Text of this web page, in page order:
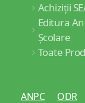
Achiziții
Editura
Școlare
Toate
ANPC ODR